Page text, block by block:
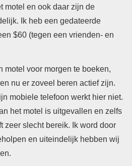
motel en ook daar zijn de
Ik heb een gedateerde
$60 (tegen een vrienden- en
motel voor morgen te boeken,
nu er zoveel beren actief zijn.
mobiele telefoon werkt hier niet.
het motel is uitgevallen en zelfs
zeer slecht bereik. Ik word door
en uiteindelijk hebben wij